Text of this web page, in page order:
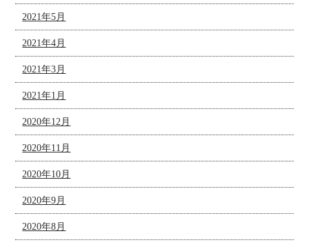
2021年5月
2021年4月
2021年3月
2021年1月
2020年12月
2020年11月
2020年10月
2020年9月
2020年8月